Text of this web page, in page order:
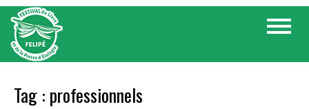
Skip
content
Toggle
Tag : professionnels